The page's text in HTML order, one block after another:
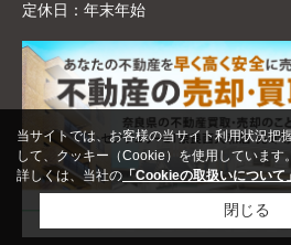
定休日： 年末年始
当サイトでは、お客様の当サイト利用状況把
して、クッキー（Cookie）を使用しています。
詳しくは、当社の 「Cookieの取扱いについて」
閉じる